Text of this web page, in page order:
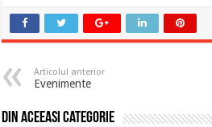
Articolul anterior
Evenimente
Din aceeasi categorie